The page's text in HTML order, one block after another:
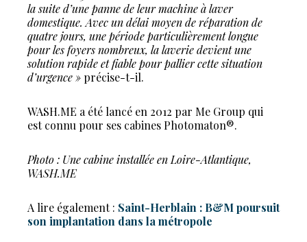
la suite d’une panne de leur machine à laver
domestique. Avec un délai moyen de réparation de
quatre jours, une période particulièrement longue
pour les foyers nombreux, la laverie devient une
solution rapide et fiable pour pallier cette situation
d’urgence » précise-t-il.
WASH.ME a été lancé en 2012 par Me Group qui
est connu pour ses cabines Photomaton®.
Photo : Une cabine installée en Loire-Atlantique,
WASH.ME
A lire également : Saint-Herblain : B&M poursuit
son implantation dans la métropole